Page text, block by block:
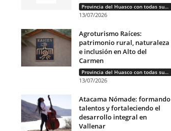
Provincia del Huasco con todas sus letras: Historias que unen cultura, diversidad e identidad
13/07/2026
Agroturismo Raíces:
patrimonio rural, naturaleza
e inclusión en Alto del
Carmen
Provincia del Huasco con todas sus letras: Historias que unen cultura, diversidad e identidad
13/07/2026
Atacama Nómade: formando
talentos y fortaleciendo el
desarrollo integral en
Vallenar